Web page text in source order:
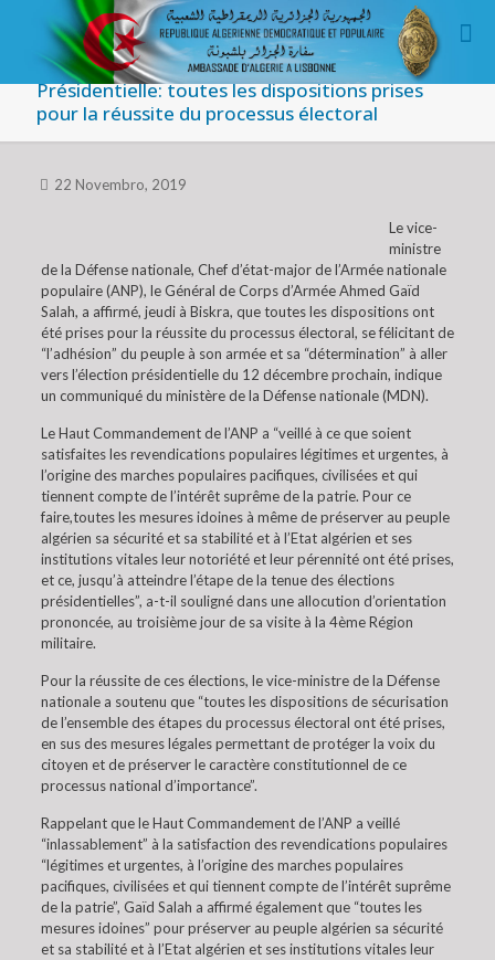
Présidentielle: toutes les dispositions prises
pour la réussite du processus électoral
22 Novembro, 2019
Le vice-
ministre
de la Défense nationale, Chef d’état-major de l’Armée nationale
populaire (ANP), le Général de Corps d’Armée Ahmed Gaïd
Salah, a affirmé, jeudi à Biskra, que toutes les dispositions ont
été prises pour la réussite du processus électoral, se félicitant de
“l’adhésion” du peuple à son armée et sa “détermination” à aller
vers l’élection présidentielle du 12 décembre prochain, indique
un communiqué du ministère de la Défense nationale (MDN).
Le Haut Commandement de l’ANP a “veillé à ce que soient
satisfaites les revendications populaires légitimes et urgentes, à
l’origine des marches populaires pacifiques, civilisées et qui
tiennent compte de l’intérêt suprême de la patrie. Pour ce
faire,toutes les mesures idoines à même de préserver au peuple
algérien sa sécurité et sa stabilité et à l’Etat algérien et ses
institutions vitales leur notoriété et leur pérennité ont été prises,
et ce, jusqu’à atteindre l’étape de la tenue des élections
présidentielles”, a-t-il souligné dans une allocution d’orientation
prononcée, au troisième jour de sa visite à la 4ème Région
militaire.
Pour la réussite de ces élections, le vice-ministre de la Défense
nationale a soutenu que “toutes les dispositions de sécurisation
de l’ensemble des étapes du processus électoral ont été prises,
en sus des mesures légales permettant de protéger la voix du
citoyen et de préserver le caractère constitutionnel de ce
processus national d’importance”.
Rappelant que le Haut Commandement de l’ANP a veillé
“inlassablement” à la satisfaction des revendications populaires
“légitimes et urgentes, à l’origine des marches populaires
pacifiques, civilisées et qui tiennent compte de l’intérêt suprême
de la patrie”, Gaïd Salah a affirmé également que “toutes les
mesures idoines” pour préserver au peuple algérien sa sécurité
et sa stabilité et à l’Etat algérien et ses institutions vitales leur